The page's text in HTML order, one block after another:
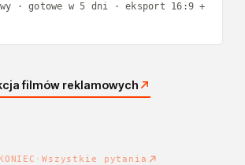
· gotowe w 5 dni · eksport 16:9 +
filmów reklamowych
· Wszystkie pytania